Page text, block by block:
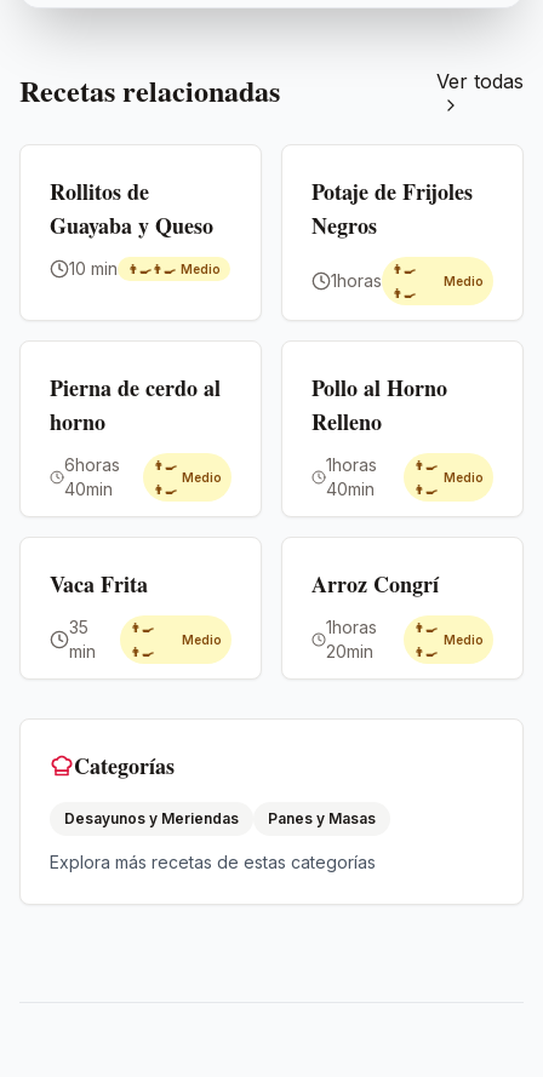
Recetas relacionadas Ver todas
Rollitos de
Guayaba y Queso
10 min 👨‍🍳👨‍🍳 Medio
Potaje de Frijoles
Negros
1horas
👨‍🍳
👨‍🍳
Medio
Pierna de cerdo al
horno
6horas
40min
👨‍🍳
👨‍🍳
Medio
Pollo al Horno
Relleno
1horas
40min
👨‍🍳
👨‍🍳
Medio
Vaca Frita
35
min
👨‍🍳
👨‍🍳
Medio
Arroz Congrí
1horas
20min
👨‍🍳
👨‍🍳
Medio
Categorías
Desayunos y Meriendas Panes y Masas
Explora más recetas de estas categorías